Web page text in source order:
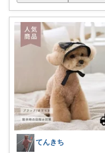
てんきち